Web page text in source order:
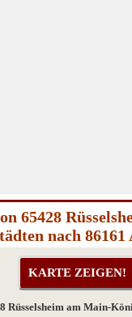
65428
nach 86161
Rüsselsheim am Main-